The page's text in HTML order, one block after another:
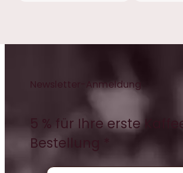
Newsletter-Anmeldung
5 % für Ihre erste
Bestellung *